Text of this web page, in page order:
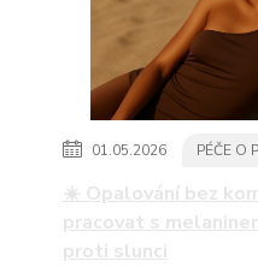
01.05.2026 PÉČE O
☀️ Opalování bez
pracovat s
proti slunci